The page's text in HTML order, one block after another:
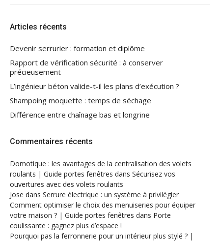
Articles récents
Devenir serrurier : formation et diplôme
Rapport de vérification sécurité : à conserver
précieusement
L’ingénieur béton valide-t-il les plans d’exécution ?
Shampoing moquette : temps de séchage
Différence entre chaînage bas et longrine
Commentaires récents
Domotique : les avantages de la centralisation des volets
roulants | Guide portes fenêtres dans Sécurisez vos
ouvertures avec des volets roulants
Jose dans Serrure électrique : un système à privilégier
Comment optimiser le choix des menuiseries pour équiper
votre maison ? | Guide portes fenêtres dans Porte
coulissante : gagnez plus d’espace !
Pourquoi pas la ferronnerie pour un intérieur plus stylé ? |